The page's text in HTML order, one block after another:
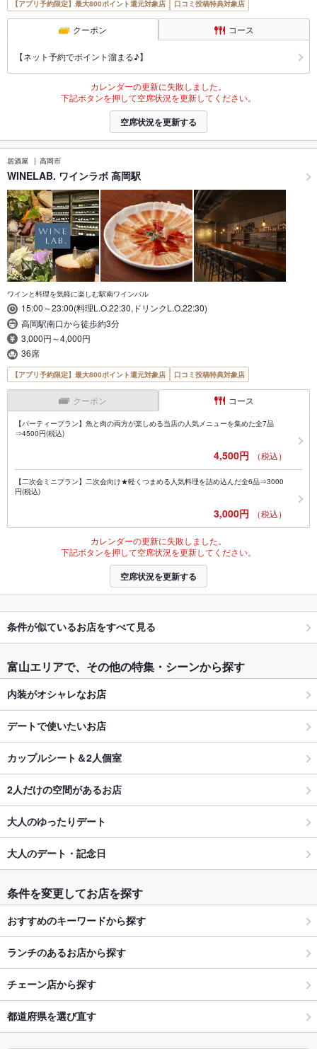
【アプリ予約限定】最大800ポイント還元対象店 口コミ投稿特典対象店
クーポン コース
【ネット予約でポイント溜まる♪】
カレンダーの更新に失敗しました。
下記ボタンを押して空席状況を更新してください。
空席状況を更新する
居酒屋 高岡市
WINELAB. ワインラボ 高岡駅
ワインと料理を気軽に楽しむ駅南ワインバル
15:00～23:00(料理L.O.22:30,ドリンクL.O.22:30)
高岡駅南口から徒歩約3分
3,000円～4,000円
36席
【アプリ予約限定】最大800ポイント還元対象店 口コミ投稿特典対象店
クーポン コース
【パーティープラン】魚と肉の両方が楽しめる当店の人気メニューを集めた全7品
⇒4500円(税込)
4,500円 （税込）
【二次会ミニプラン】二次会向け★軽くつまめる人気料理を詰め込んだ全6品⇒3000
円(税込)
3,000円 （税込）
カレンダーの更新に失敗しました。
下記ボタンを押して空席状況を更新してください。
空席状況を更新する
条件が似ているお店をすべて見る
富山エリアで、その他の特集・シーンから探す
内装がオシャレなお店
デートで使いたいお店
カップルシート＆2人個室
2人だけの空間があるお店
大人のゆったりデート
大人のデート・記念日
条件を変更してお店を探す
おすすめのキーワードから探す
ランチのあるお店から探す
チェーン店から探す
都道府県を選び直す